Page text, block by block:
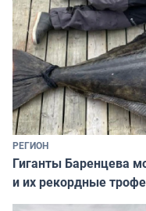
РЕГИОН
Гиганты Баренцева
и их рекордные